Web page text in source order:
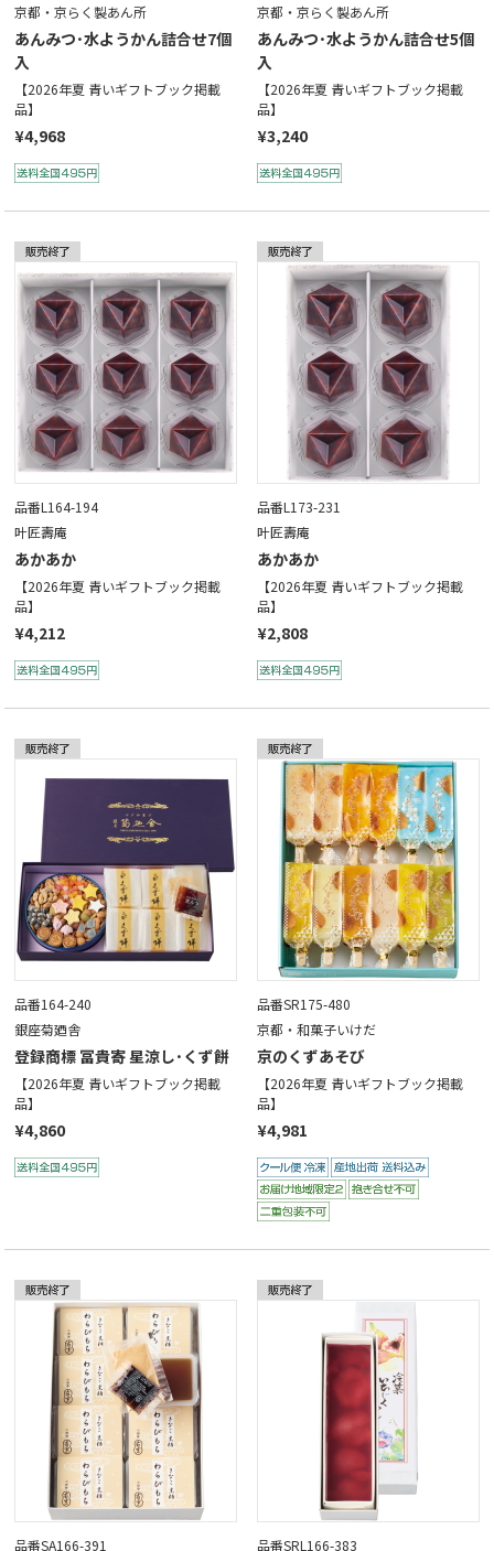
京都・京らく製あん所
あんみつ･水ようかん詰合せ7個
入
【2026年夏 青いギフトブック掲載
品】
¥4,968
京都・京らく製あん所
あんみつ･水ようかん詰合せ5個
入
【2026年夏 青いギフトブック掲載
品】
¥3,240
品番L164-194
叶匠壽庵
あかあか
【2026年夏 青いギフトブック掲載
品】
¥4,212
品番L173-231
叶匠壽庵
あかあか
【2026年夏 青いギフトブック掲載
品】
¥2,808
品番164-240
銀座菊廼舎
登録商標 冨貴寄 星涼し･くず餅
【2026年夏 青いギフトブック掲載
品】
¥4,860
品番SR175-480
京都・和菓子いけだ
京のくずあそび
【2026年夏 青いギフトブック掲載
品】
¥4,981
品番SA166-391 品番SRL166-383